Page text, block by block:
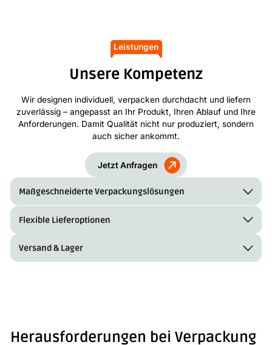
Leistungen
Unsere Kompetenz
Wir designen individuell, verpacken durchdacht und liefern
zuverlässig – angepasst an Ihr Produkt, Ihren Ablauf und Ihre
Anforderungen. Damit Qualität nicht nur produziert, sondern
auch sicher ankommt.
Jetzt Anfragen
Maßgeschneiderte Verpackungslösungen
Flexible Lieferoptionen
Versand & Lager
Herausforderungen bei Verpackung